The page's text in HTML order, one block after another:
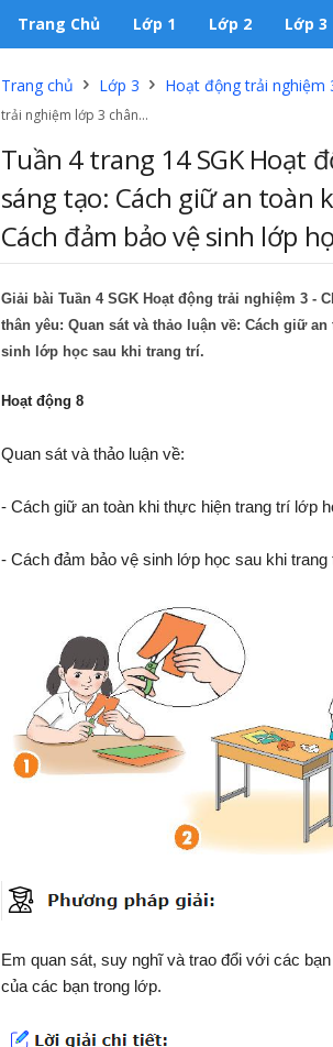
Trang Chủ Lớp 1 Lớp 2 Lớp 3
Trang chủ Lớp 3 Hoạt động trải nghiệm
trải nghiệm lớp 3 chân...
Tuần 4 trang 14 SGK Hoạt
sáng tạo: Cách giữ an
Cách đảm bảo vệ sinh lớp
Giải bài Tuần 4 SGK Hoạt động trải nghiệm 3 -
thân yêu: Quan sát và thảo luận về: Cách giữ
sinh lớp học sau khi trang trí.
Hoạt động 8
Quan sát và thảo luận về:
- Cách giữ an toàn khi thực hiện trang trí lớp
- Cách đảm bảo vệ sinh lớp học sau khi trang
Em quan sát, suy nghĩ và trao đổi với các
của các bạn trong lớp.